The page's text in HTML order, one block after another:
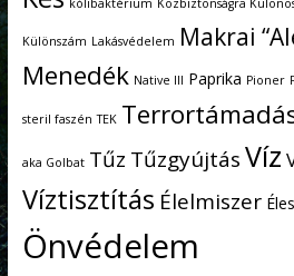
kólibaktérium Közbiztonságra
Különszám Lakásvédelem Makrai
Menedék Native III Paprika Pioner
steril faszén TEK
aka Golbat Tűz TűzgyújtásVíz
Víztisztítás Élelmiszer
Önvédelem